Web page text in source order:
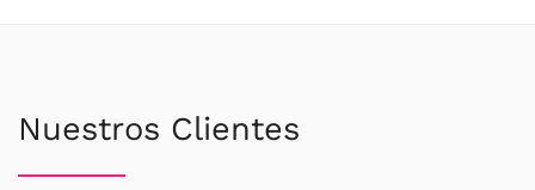
Nuestros Clientes